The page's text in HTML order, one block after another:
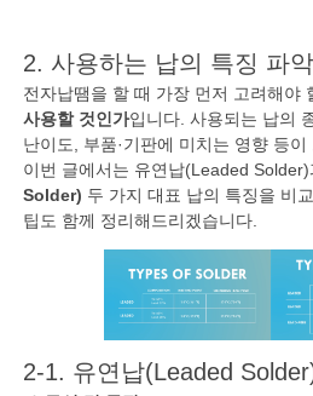
2. 사용하는 납의 특징 파악
전자납땜을 할 때 가장 먼저 고려해야
사용할 것인가입니다. 사용되는 납의
난이도, 부품·기판에 미치는 영향 등
이번 글에서는 유연납(Leaded Solder)
Solder) 두 가지 대표 납의 특징을 비
팁도 함께 정리해드리겠습니다.
2-1. 유연납(Leaded